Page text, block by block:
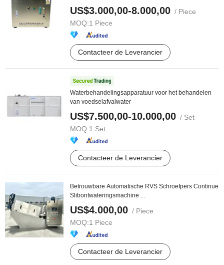
US$3.000,00-8.000,00 / Piece
MOQ:1 Piece
Contacteer de Leverancier
Waterbehandelingsapparatuur voor het behandelen
van voedselafvalwater
US$7.500,00-10.000,00 / Set
MOQ:1 Set
Contacteer de Leverancier
Betrouwbare Automatische RVS Schroefpers Continue
Slibontwateringsmachine ...
US$4.000,00 / Piece
MOQ:1 Piece
Contacteer de Leverancier